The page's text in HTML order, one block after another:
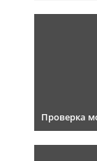
Проверка